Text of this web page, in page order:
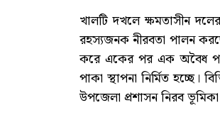
খালটি দখলে ক্ষমতাসীন
রহস্যজনক নীরবতা পালন
করে একের পর এক অবৈধ
পাকা স্থাপনা নির্মিত হচ্ছে।
উপজেলা প্রশাসন নিরব